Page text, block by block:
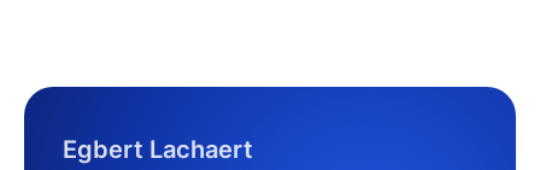
Egbert Lachaert